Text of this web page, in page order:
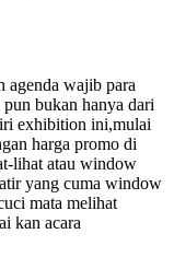
agenda wajib para
bukan hanya dari
exhibition ini,mulai
harga promo di
lihat atau window
yang cuma window
mata melihat
kan acara